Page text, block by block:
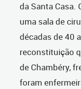
da Santa Casa.
uma sala de
décadas de 40
reconstituição
de Chambéry,
foram